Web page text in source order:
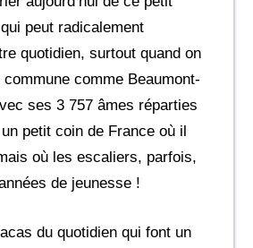
peut radicalement
quotidien, surtout quand on
comme Beaumont-
ses 3 757 âmes réparties
petit coin de France où il
où les escaliers, parfois,
de jeunesse !
du quotidien qui font un